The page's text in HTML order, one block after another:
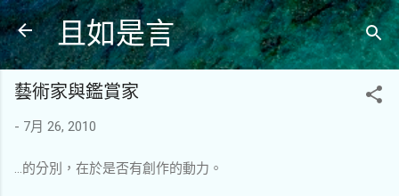
跳到主要內容
且如是言
藝術家與鑑賞家
- 7月 26, 2010
…的分別，在於是否有創作的動力。